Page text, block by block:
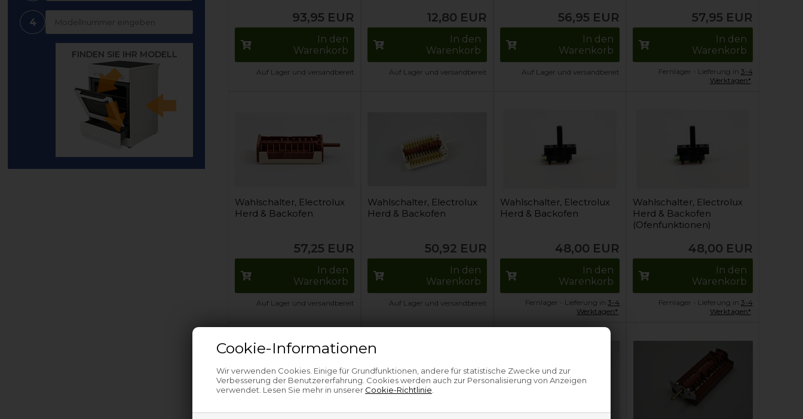
Cookie-Informationen
Wir verwenden Cookies. Einige für Grundfunktionen, andere für statistische Zwecke und zur
Verbesserung der Benutzererfahrung. Cookies werden auch zur Personalisierung von Anzeigen
verwendet. Lesen Sie mehr in unserer Cookie-Richtlinie
4
FINDEN SIE IHR MODELL
93,95 EUR
In den
Warenkorb
Auf Lager und versandbereit
12,80 EUR
In den
Warenkorb
Auf Lager und versandbereit
56,95 EUR
In den
Warenkorb
Auf Lager und versandbereit
57,95 EUR
In den
Warenkorb
Fernlager - Lieferung in 3-4
Werktagen*
Wahlschalter, Electrolux
Herd & Backofen
57,25 EUR
In den
Warenkorb
Auf Lager und versandbereit
Wahlschalter, Electrolux
Herd & Backofen
50,92 EUR
In den
Warenkorb
Auf Lager und versandbereit
Wahlschalter, Electrolux
Herd & Backofen
48,00 EUR
In den
Warenkorb
Fernlager - Lieferung in3-4
Werktagen*
Wahlschalter, Electrolux
Herd & Backofen
(Ofenfunktionen)
48,00 EUR
In den
Warenkorb
Fernlager - Lieferung in 3-4
Werktagen*